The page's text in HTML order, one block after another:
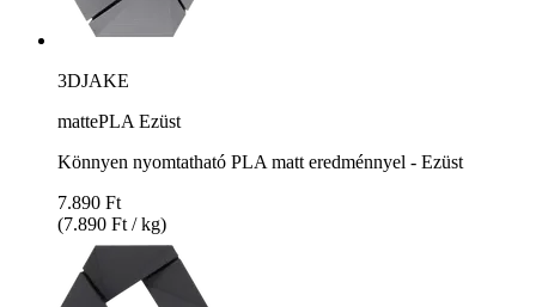
3DJAKE
mattePLA Ezüst
Könnyen nyomtatható PLA matt eredménnyel - Ezüst
7.890 Ft
(7.890 Ft / kg)